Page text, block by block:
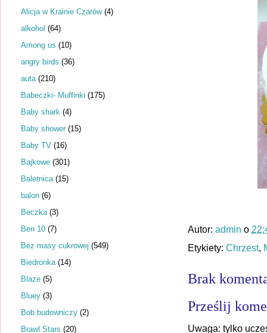
Autor: admin o
Etykiety: Chrzest,
Brak
Prześlij
Uwaga: tylko
Alicja w Krainie Czarów (4)
alkohol (64)
Among us (10)
angry birds (36)
auta (210)
Babeczki- Muffinki (175)
Baby shark (4)
Baby shower (15)
Baby TV (16)
Bajkowe (301)
Baletnica (15)
balon (6)
Beczka (3)
Ben 10 (7)
Bez masy cukrowej (549)
Biedronka (14)
Blaze (5)
Bluey (3)
Bob budowniczy (2)
Brawl Stars (20)